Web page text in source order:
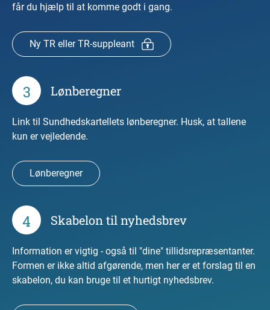
får du hjælp til at komme godt i gang.
Ny TR eller TR-suppleant
3 Lønberegner
Link til Sundhedskartellets lønberegner. Husk, at tallene
kun er vejledende.
Lønberegner
4 Skabelon til nyhedsbrev
Information er vigtig - også til "dine" tillidsrepræsentanter.
Formen er ikke altid afgørende, men her er et forslag til en
skabelon, du kan bruge til et hurtigt nyhedsbrev.